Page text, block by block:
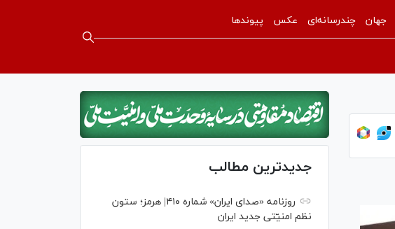
جهان چندرسانه‌ای عکس پیوندها
جدیدترین مطالب
روزنامه «صدای ایران» شماره ۴۱۰| هرمز؛ ستون
نظم امنیّتی جدید ایران